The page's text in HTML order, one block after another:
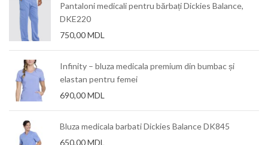
Pantaloni medicali pentru bărbați Dickies Balance,
DKE220
750,00MDL
Infinity – bluza medicala premium din bumbac și
elastan pentru femei
690,00MDL
Bluza medicala barbati Dickies Balance DK845
650,00MDL